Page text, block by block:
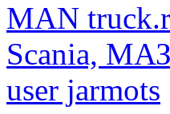
MAN
Scania,
user jarmots